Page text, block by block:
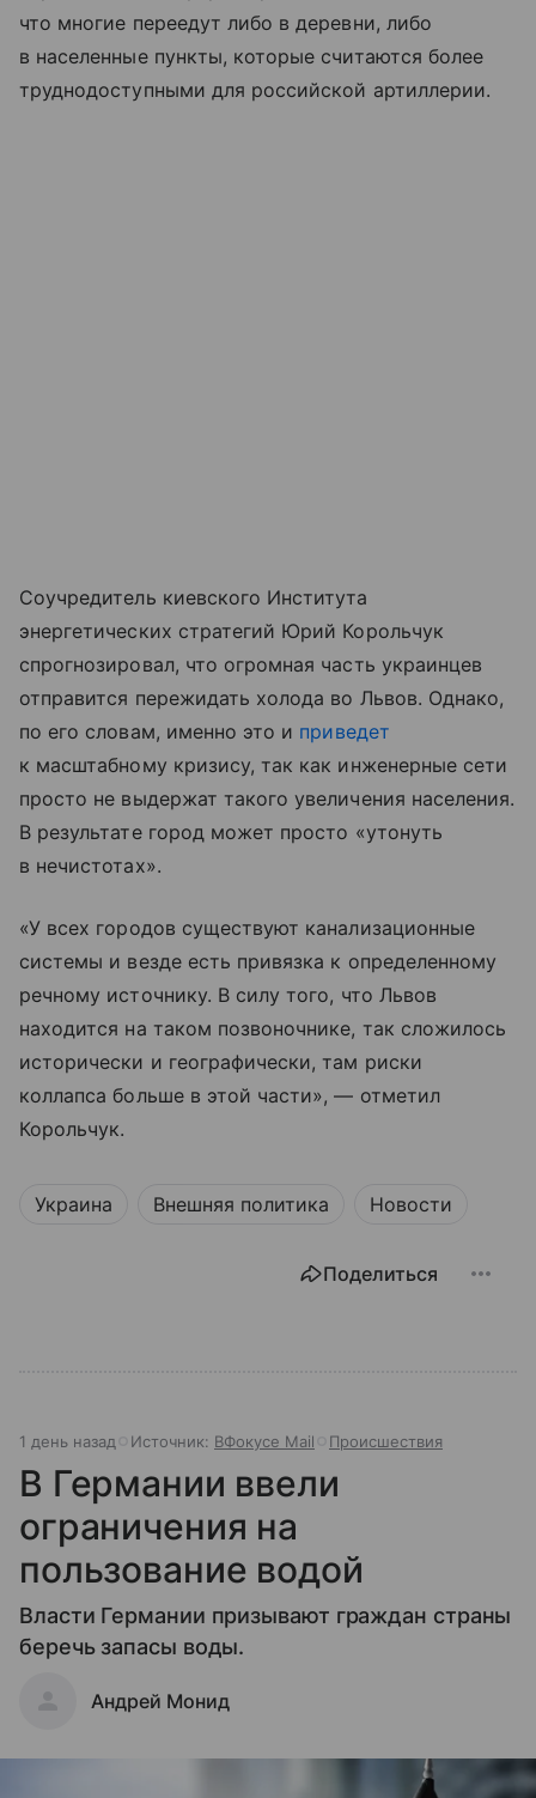
что многие переедут либо в деревни, либо
в населенные пункты, которые считаются более
труднодоступными для российской артиллерии.
Соучредитель киевского Института
энергетических стратегий Юрий Корольчук
спрогнозировал, что огромная часть украинцев
отправится пережидать холода во Львов. Однако,
по его словам, именно это и приведет
к масштабному кризису, так как инженерные сети
просто не выдержат такого увеличения населения.
В результате город может просто «утонуть
в нечистотах».
«У всех городов существуют канализационные
системы и везде есть привязка к определенному
речному источнику. В силу того, что Львов
находится на таком позвоночнике, так сложилось
исторически и географически, там риски
коллапса больше в этой части», — отметил
Корольчук.
Украина Внешняя политика Новости
Поделиться
1 день назад Источник: ВФокусе Mail Происшествия
В Германии ввели
ограничения на
пользование водой
Власти Германии призывают граждан страны
беречь запасы воды.
Андрей Монид